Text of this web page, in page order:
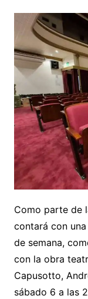
Como parte de
contará con
de semana,
con la obra
Capusotto,
sábado 6 a las